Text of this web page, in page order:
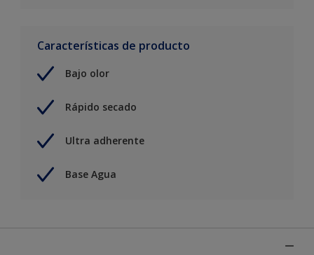
Características de producto
Bajo olor
Rápido secado
Ultra adherente
Base Agua